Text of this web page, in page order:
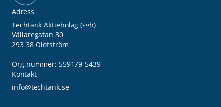
Adress
Techtank Aktiebolag (svb)
Vällaregatan 30
293 38 Olofström
Org.nummer: 559179-5439
Kontakt
info@techtank.se